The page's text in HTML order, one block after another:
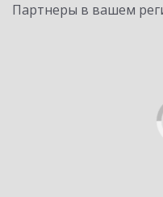
Партнеры в вашем